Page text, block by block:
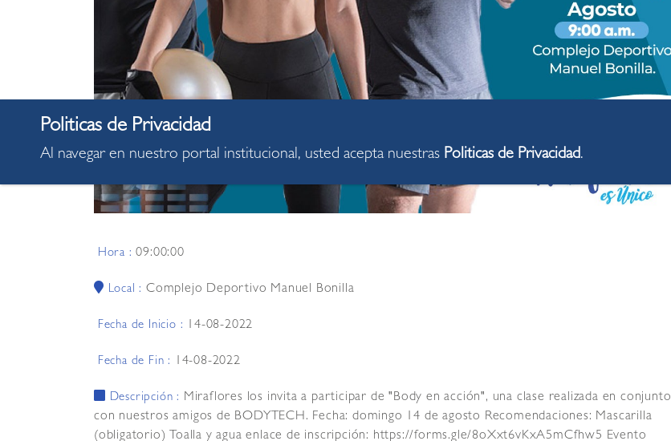
Hora :09:00:00
Local :Complejo Deportivo Manuel Bonilla
Fecha de Inicio : 14-08-2022
Fecha de Fin : 14-08-2022
Descripción : Miraflores los invita a participar de "Body en acción", una clase realizada en conjunto
con nuestros amigos de BODYTECH. Fecha: domingo 14 de agosto Recomendaciones: Mascarilla
(obligatorio) Toalla y agua enlace de inscripción: https://forms.gle/8oXxt6vKxA5mCfhw5 Evento
Al navegar en nuestro portal institucional, usted acepta nuestras Politicas de Privacidad.